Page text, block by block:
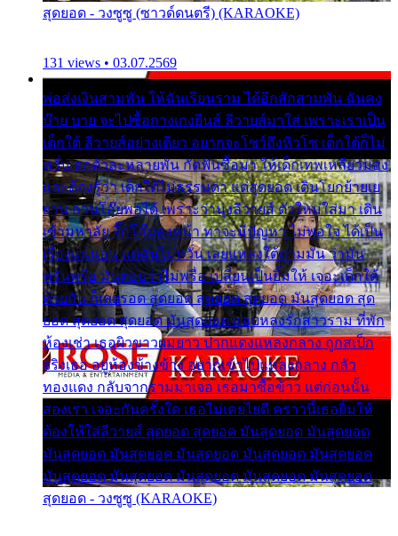
สุดยอด - วงซูซู (ซาวด์ดนตรี) (KARAOKE)
131 views • 03.07.2569
พ่อส่งเงินสามพัน ให้ฉันเรียนราม ได้อีกสักสามพัน ฉันคง
บ๊าย บาย จะไปซื้อกางเกงยีนส์ ลีวายส์มาใส่ เพราะเราเป็น
เด็กใต้ ลีวายส์อย่างเดียว อยากจะโชว์ถึงหิวโซ เด็กใต้ก็ไม่
หวั่น ตกตัวละหลายพัน กัดฟันซื้อมา ให้เด็กเทพเหลียวมอง
และต้องรู้ว่า เด็กใต้ไม่ธรรมดา แต่สุดยอด เดินโยกย้ายเย
ยวน กวนโอ๊ยพอได้ เพราะว่านุ่งลีวายส์ ตัวใหม่ใส่มา เดิน
เข้ามหาลัย จิ๊กโก๊มองหน้า ท่าจะมีปัญหา ไม่พอใจ ได้เป็น
เรื่องแน่นอน แต่ฉันไม่หวั่น เลยแหลงใต้ถามมัน ว่ามัน
พรั่นพรือ มันตอบว่าไม่พรื่อ เปลี่ยนเป็นยิ้มให้ เจอะเด็กใต้
ด้วยกัน ก็เลยรอด สุดยอด สุดยอด สุดยอด มันสุดยอด สุด
ยอด สุดยอด สุดยอด มันสุดยอด แอบหลงรักสาวราม ที่พัก
ห้องเช่า เธอผิวขาวผมยาว ปากแดงแหลงกลาง ถูกสเป็ก
จริงเธอ อยู่ห้องข้างข้าง อยากเข้าไปแหลงกลาง กลัว
ทองแดง กลับจากรามมาเจอ เธอมาซื้อข้าว แต่ก่อนนั้น
สองเรา เจอะกันครั้งใด เธอไม่เคยไยดี คราวนี้เธอยิ้มให้
ต้องให้ใส่ลีวายส์ สุดยอด สุดยอด มันสุดยอด มันสุดยอด
มันสุดยอด มันสุดยอด มันสุดยอด มันสุดยอด มันสุดยอด
มันสุดยอด มันสุดยอด มันสุดยอด มันสุดยอด มันสุดยอด
สุดยอด - วงซูซู (KARAOKE)